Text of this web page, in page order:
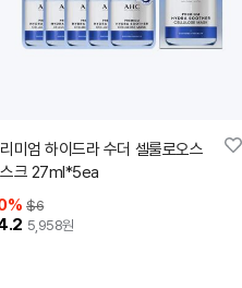
미엄 하이드라 수더 셀룰로오스
크 27ml*5ea
% $6
5,958원